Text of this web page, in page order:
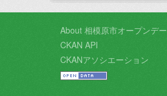
About 相模原市オープンデ
CKAN API
CKANアソシエーション